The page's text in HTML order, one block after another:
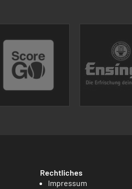
Rechtliches
Impressum